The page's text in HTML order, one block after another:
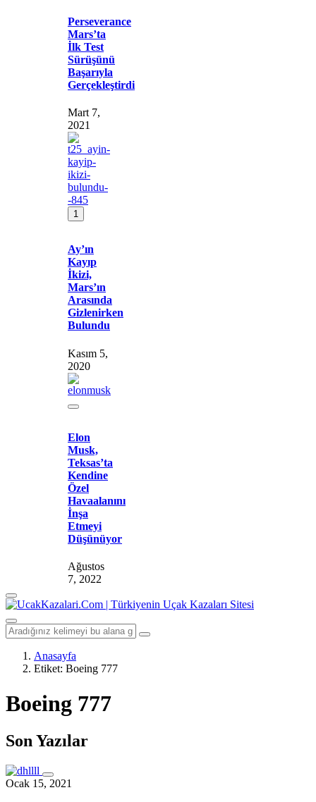
Perseverance
Mars’ta
İlk Test
Sürüşünü
Başarıyla
Gerçekleştirdi
Mart 7,
2021
1
Ay’ın
Kayıp
İkizi,
Mars’ın
Arasında
Gizlenirken
Bulundu
Kasım 5,
2020
Elon
Musk,
Teksas’ta
Kendine
Özel
Havaalanını
İnşa
Etmeyi
Düşünüyor
Ağustos
7, 2022
Anasayfa
Etiket: Boeing 777
Boeing 777
Son Yazılar
Ocak 15, 2021